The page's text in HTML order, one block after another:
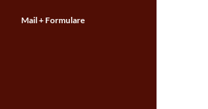
Mail + Formulare